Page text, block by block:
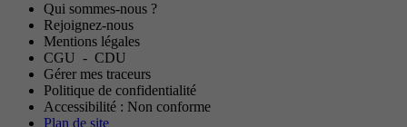
Qui sommes-nous ?
Rejoignez-nous
Mentions légales
CGU - CDU
Gérer mes traceurs
Politique de confidentialité
Accessibilité : Non conforme
Plan de site